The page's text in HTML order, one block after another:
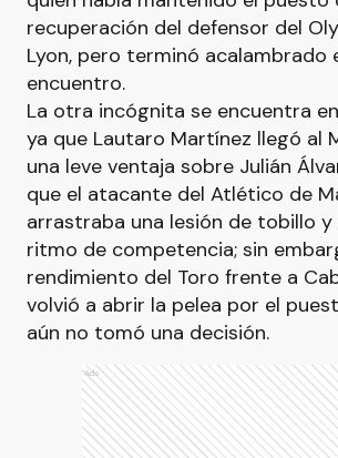
recuperación del defensor del
Lyon, pero terminó acalambrado
encuentro.
La otra incógnita se encuentra
ya que Lautaro Martínez llegó al
una leve ventaja sobre Julián
que el atacante del Atlético de
arrastraba una lesión de tobillo
ritmo de competencia; sin
rendimiento del Toro frente a
volvió a abrir la pelea por el
aún no tomó una decisión.
Ads